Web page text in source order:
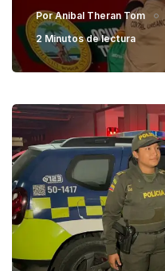
PorAnibal Theran Tom
2 Minutos de lectura